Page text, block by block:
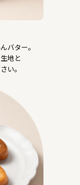
バター。
地と
い。